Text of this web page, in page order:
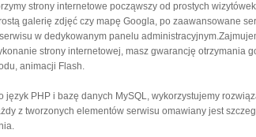
strony internetowe począwszy od prostych
galerię zdjęć czy mapę Googla, po zaawansowane
w dedykowanym panelu
strony internetowej, masz gwarancję otrzymania
animacji Flash.
język PHP i bazę danych MySQL, wykorzystujemy
z tworzonych elementów serwisu omawiany jest